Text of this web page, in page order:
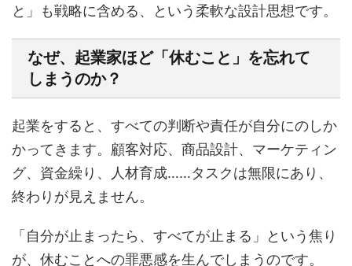
と」も戦略に含める、という柔軟な設計思想です。
なぜ、起業家ほど「休むこと」を忘れて
しまうのか？
起業をすると、すべての判断や責任が自分にのしか
かってきます。顧客対応、商品設計、マーケティン
グ、資金繰り、人材育成……タスクは無限にあり、
終わりが見えません。
「自分が止まったら、すべてが止まる」という焦り
が、休むことへの罪悪感を生んでしまうのです。